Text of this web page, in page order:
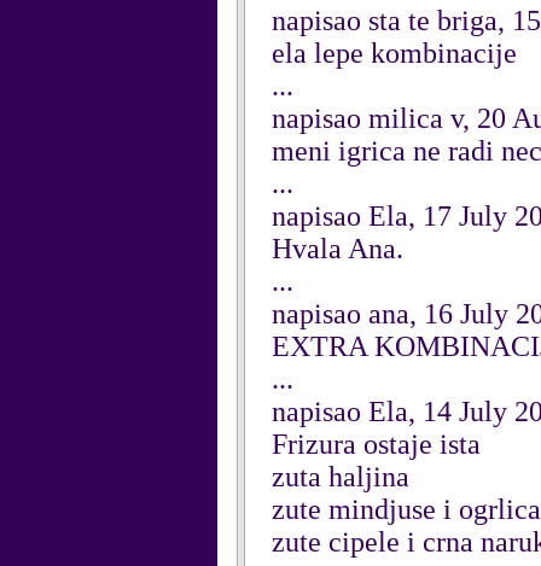
napisao sta te briga,
ela lepe kombinacije
...
napisao milica v, 20
meni igrica ne radi
...
napisao Ela, 17 July
Hvala Ana.
...
napisao ana, 16 July
EXTRA
...
napisao Ela, 14 July
Frizura ostaje ista
zuta haljina
zute mindjuse i ogrlica
zute cipele i crna